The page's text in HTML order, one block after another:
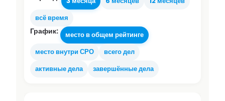
всё время
График:
место в общем рейтинге
место внутри СРО
всего дел
активные дела
завершённые дела